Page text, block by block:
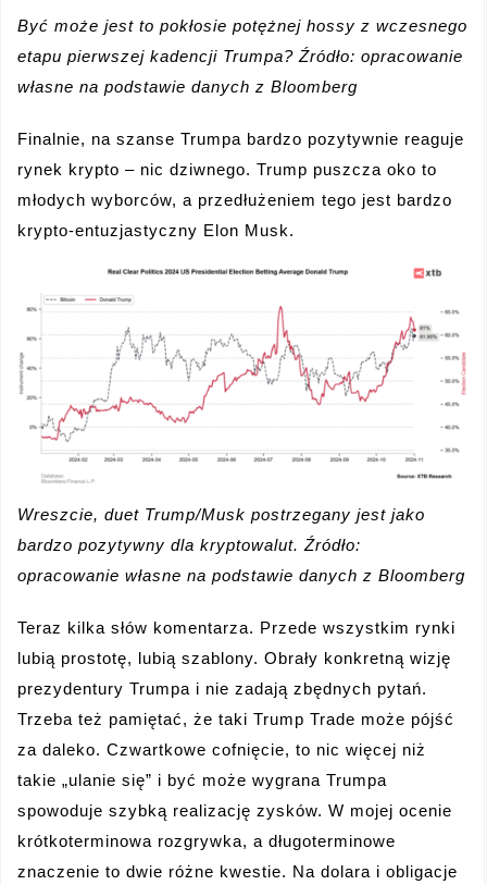
Być może jest to pokłosie potężnej hossy z wczesnego
etapu pierwszej kadencji Trumpa? Źródło: opracowanie
własne na podstawie danych z Bloomberg
Finalnie, na szanse Trumpa bardzo pozytywnie reaguje
rynek krypto – nic dziwnego. Trump puszcza oko to
młodych wyborców, a przedłużeniem tego jest bardzo
krypto-entuzjastyczny Elon Musk.
Wreszcie, duet Trump/Musk postrzegany jest jako
bardzo pozytywny dla kryptowalut. Źródło:
opracowanie własne na podstawie danych z Bloomberg
Teraz kilka słów komentarza. Przede wszystkim rynki
lubią prostotę, lubią szablony. Obrały konkretną wizję
prezydentury Trumpa i nie zadają zbędnych pytań.
Trzeba też pamiętać, że taki Trump Trade może pójść
za daleko. Czwartkowe cofnięcie, to nic więcej niż
takie „ulanie się” i być może wygrana Trumpa
spowoduje szybką realizację zysków. W mojej ocenie
krótkoterminowa rozgrywka, a długoterminowe
znaczenie to dwie różne kwestie. Na dolara i obligacje